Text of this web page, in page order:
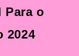
Para o
2024